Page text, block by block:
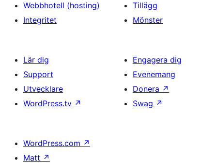
Webbhotell (hosting)
Integritet
Tillägg
Mönster
Lär dig
Support
Utvecklare
WordPress.tv ↗
Engagera dig
Evenemang
Donera ↗
Swag ↗
WordPress.com ↗
Matt ↗